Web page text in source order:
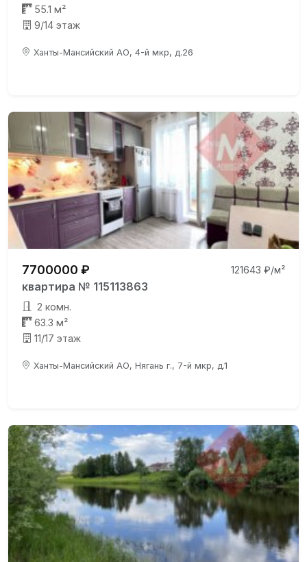
55.1 м²
9/14 этаж
Ханты-Мансийский АО, 4-й мкр, д.26
7700000 ₽ 121643 ₽/м²
квартира № 115113863
2 комн.
63.3 м²
11/17 этаж
Ханты-Мансийский АО, Нягань г., 7-й мкр, д.1